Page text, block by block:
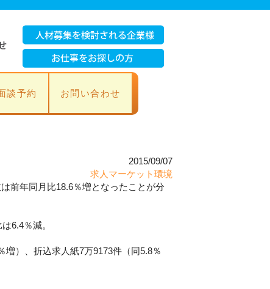
談予約 お問い合わせ
2015/09/07
求人マーケット環境
前年同月比18.6％増となったことが分
6.4％減。
増）、折込求人紙7万9173件（同5.8％